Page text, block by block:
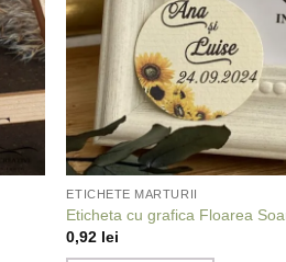
ETICHETE MARTURII
Eticheta cu grafica Floarea
0,92 lei